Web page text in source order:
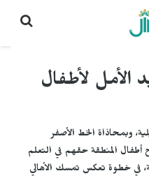
الأمل لأطفال
وبمحاذاة الخط الأصفر
المنطقة حقهم في التعلم
في خطوة تعكس تمسك الأهالي